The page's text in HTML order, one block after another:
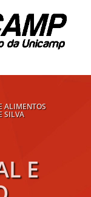
ALIMENTOS
SILVA
E